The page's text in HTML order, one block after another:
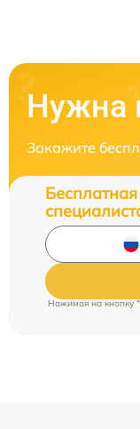
Нужна
Закажите
Нажимая на кнопку